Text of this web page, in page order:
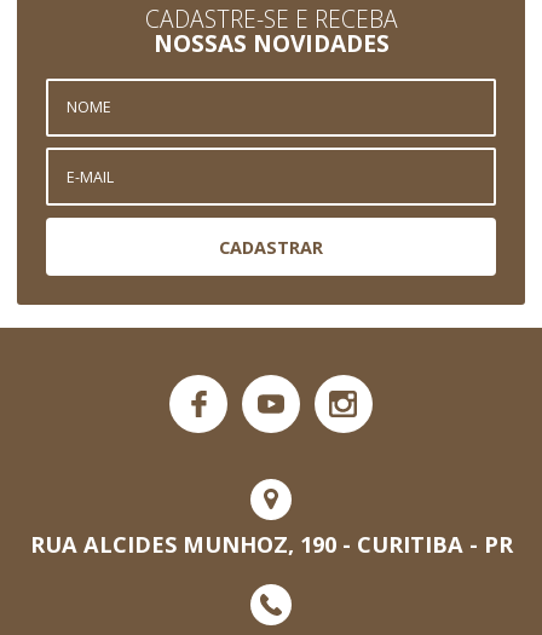
CADASTRE-SE E RECEBA
NOSSAS NOVIDADES
CADASTRAR
RUA ALCIDES MUNHOZ, 190 - CURITIBA - PR